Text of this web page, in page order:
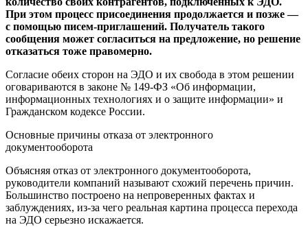
При этом процесс присоединения продолжается и позже —
с помощью писем-приглашений. Получатель такого
сообщения может согласиться на предложение, но решение
отказаться тоже правомерно.
Согласие обеих сторон на ЭДО и их свобода в этом решении
оговариваются в законе № 149-ФЗ «Об информации,
информационных технологиях и о защите информации» и
Гражданском кодексе России.
Основные причины отказа от электронного
документооборота
Объясняя отказ от электронного документооборота,
руководители компаний называют схожий перечень причин.
Большинство построено на непроверенных фактах и
заблуждениях, из-за чего реальная картина процесса перехода
на ЭДО серьезно искажается.